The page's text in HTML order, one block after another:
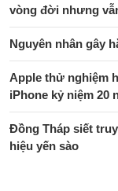
vòng đời nhưng
Nguyên nhân gây
Apple thử nghiệm
iPhone kỷ niệm 20
Đồng Tháp siết
hiệu yến sào